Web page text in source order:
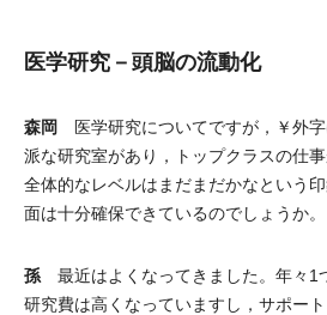
医学研究－頭脳の流動化
森岡 医学研究についてですが，￥外
派な研究室があり，トップクラスの仕
全体的なレベルはまだまだかなという
面は十分確保できているのでしょうか。
孫 最近はよくなってきました。年々1
研究費は高くなっていますし，サポー